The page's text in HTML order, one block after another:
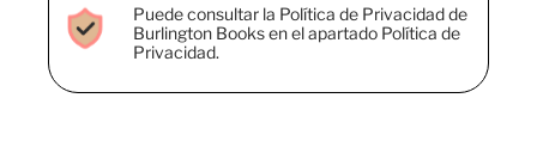
Puede consultar la Política de Privacidad de
Burlington Books en el apartado Política de
Privacidad.